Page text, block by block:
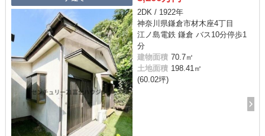
2DK / 1922年
神奈川県鎌倉市材木座4丁目
江ノ島電鉄 鎌倉 バス10分停歩1
分
建物面積 70.7㎡
土地面積 198.41㎡
(60.02坪)